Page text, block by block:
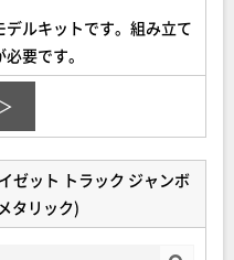
ルキットです。組み立て
要です。
ゼット トラック ジャンボ
タリック)